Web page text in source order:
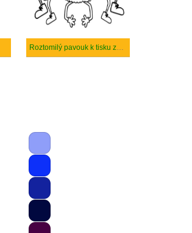
Roztomilý pavouk k tisku zdarma